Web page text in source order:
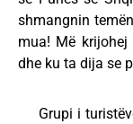
shmangnin
mua! Më
dhe ku ta dija se
Grupi i